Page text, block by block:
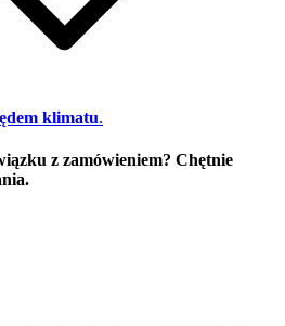
klimatu.
z zamówieniem? Chętnie